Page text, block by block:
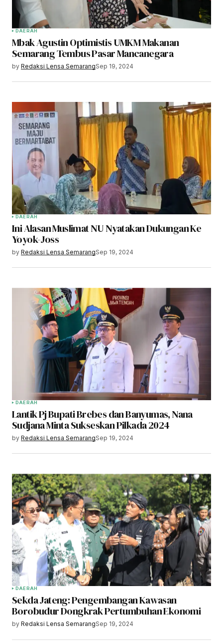
DAERAH
Mbak Agustin Optimistis UMKM Makanan
Semarang Tembus Pasar Mancanegara
by Redaksi Lensa SemarangSep 19, 2024
DAERAH
Ini Alasan Muslimat NU Nyatakan Dukungan Ke
Yoyok-Joss
by Redaksi Lensa SemarangSep 19, 2024
DAERAH
Lantik Pj Bupati Brebes dan Banyumas, Nana
Sudjana Minta Sukseskan Pilkada 2024
by Redaksi Lensa SemarangSep 19, 2024
DAERAH
Sekda Jateng: Pengembangan Kawasan
Borobudur Dongkrak Pertumbuhan Ekonomi
by Redaksi Lensa SemarangSep 19, 2024